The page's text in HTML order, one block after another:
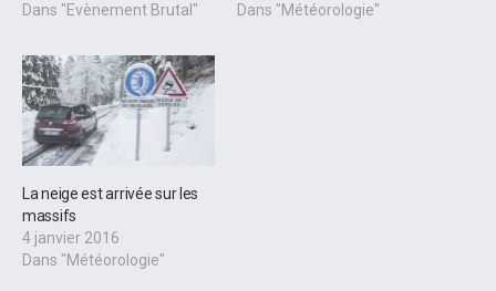
Dans "Evènement Brutal"
Dans "Météorologie"
La neige est arrivée sur les
massifs
4 janvier 2016
Dans "Météorologie"